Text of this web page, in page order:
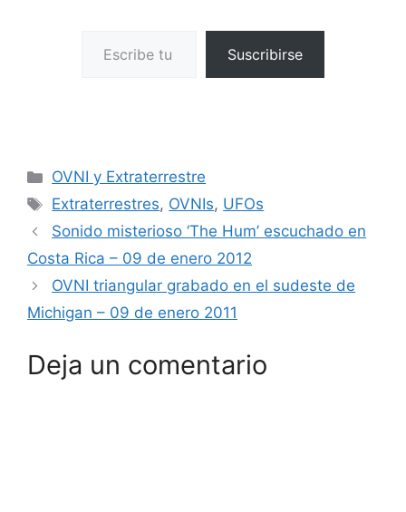
Suscribirse
Categorías
OVNI y Extraterrestre
Etiquetas
Extraterrestres, OVNIs, UFOs
Sonido misterioso ‘The Hum’ escuchado en
Costa Rica – 09 de enero 2012
OVNI triangular grabado en el sudeste de
Michigan – 09 de enero 2011
Deja un comentario